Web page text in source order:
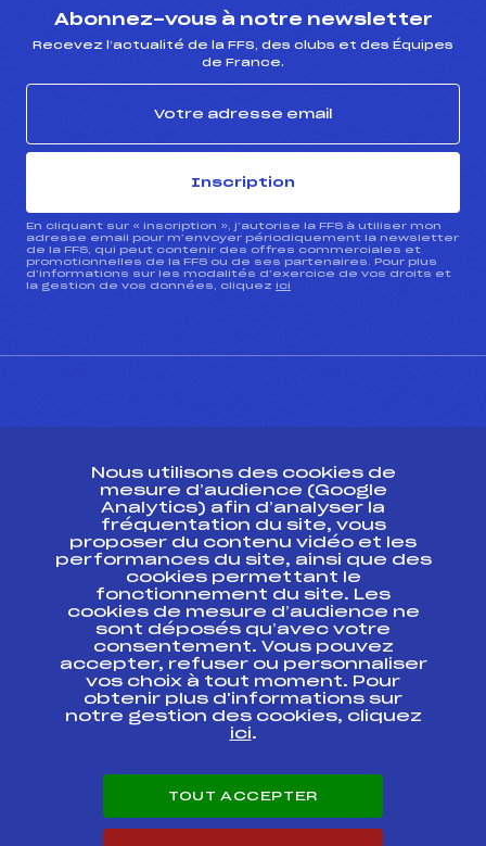
Abonnez-vous à notre newsletter
Recevez l’actualité de la FFS, des clubs et des Équipes
de France.
Inscription
En cliquant sur « inscription », j’autorise la FFS à utiliser mon
adresse email pour m’envoyer périodiquement la newsletter
de la FFS, qui peut contenir des offres commerciales et
promotionnelles de la FFS ou de ses partenaires. Pour plus
d’informations sur les modalités d’exercice de vos droits et
la gestion de vos données, cliquez ici
Ressources
Pass’Neige
Projet sportif fédéral
Projet de performance fédéral
Antidopage
Pôle Développement, Formation, Suivi
Scientifique
Listes ministérielles
Pôle vie de l’athlète
Enseignement professionnel
Carrières
Nous utilisons des cookies de
mesure d’audience (Google
Analytics) afin d’analyser la
fréquentation du site, vous
proposer du contenu vidéo et les
performances du site, ainsi que des
cookies permettant le
fonctionnement du site. Les
cookies de mesure d’audience ne
sont déposés qu’avec votre
consentement. Vous pouvez
accepter, refuser ou personnaliser
vos choix à tout moment. Pour
obtenir plus d'informations sur
notre gestion des cookies, cliquez
ici.
TOUT ACCEPTER